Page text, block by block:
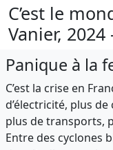
C’est le
Vanier,
Panique à la
C’est la crise en
d’électricité, plus de
plus de transports,
Entre des cyclones